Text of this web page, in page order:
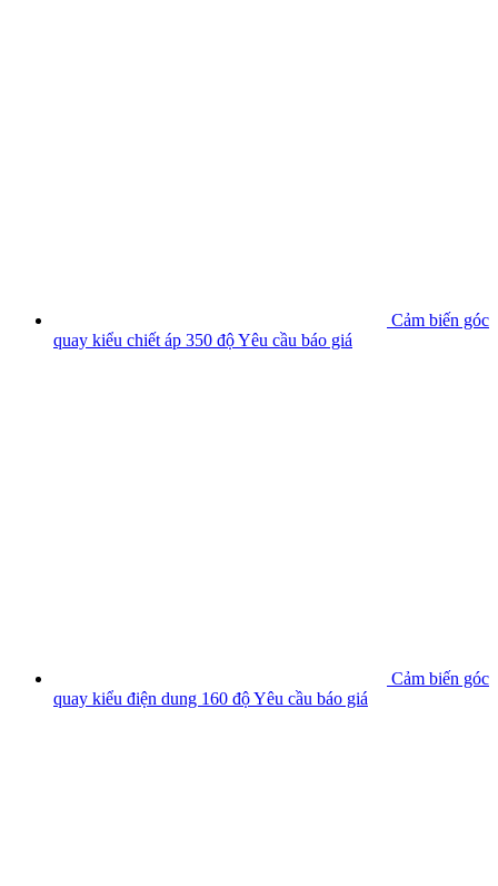
Cảm biến góc
quay kiểu chiết áp 350 độYêu cầu báo giá
Cảm biến góc
quay kiểu điện dung 160 độYêu cầu báo giá